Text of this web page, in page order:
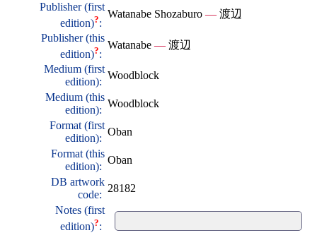
Publisher (first
edition)?:
Watanabe Shozaburo — 渡辺
Publisher (this
edition)?:
Watanabe — 渡辺
Medium (first
edition):
Woodblock
Medium (this
edition):
Woodblock
Format (first
edition):
Oban
Format (this
edition):
Oban
DB artwork
code:
28182
Notes (first
edition)?: